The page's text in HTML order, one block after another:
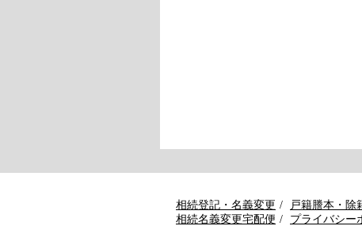
相続登記・名義変更 戸籍謄本・除
相続名義変更宅配便
プライバシー